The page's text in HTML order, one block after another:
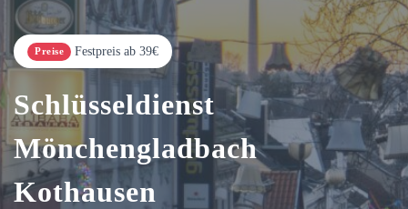
Preise Festpreis ab 39€
Schlüsseldienst
Mönchengladbach
Kothausen